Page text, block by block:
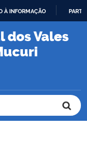
À INFORMAÇÃO
dos Vales